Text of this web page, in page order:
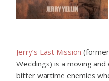
Jerry’s Last Mission
Weddings) is a moving
bitter wartime enemies